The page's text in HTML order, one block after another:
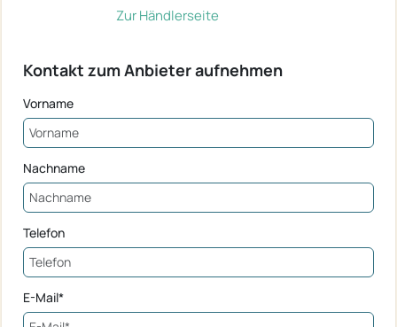
Zur Händlerseite
Kontakt zum Anbieter aufnehmen
Vorname
Nachname
Telefon
E-Mail*